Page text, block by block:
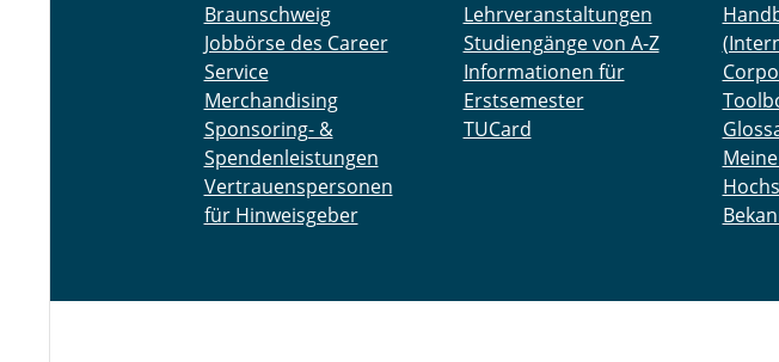
Braunschweig
Jobbörse des Career
Service
Merchandising
Sponsoring- &
Spendenleistungen
Vertrauenspersonen
für Hinweisgeber
Lehrveranstaltungen
Studiengänge von A-Z
Informationen für
Erstsemester
TUCard